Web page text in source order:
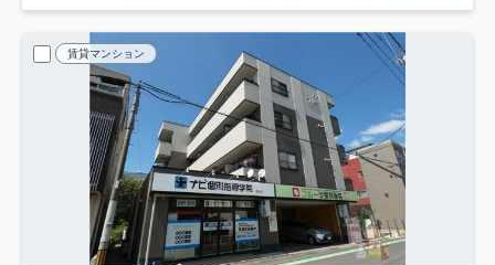
賃貸マンション